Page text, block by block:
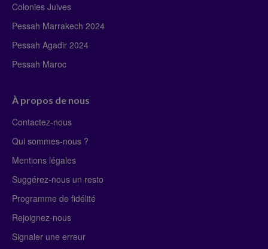
Colonies Juives
Pessah Marrakech 2024
Pessah Agadir 2024
Pessah Maroc
À propos de nous
Contactez-nous
Qui sommes-nous ?
Mentions légales
Suggérez-nous un resto
Programme de fidélité
Rejoignez-nous
Signaler une erreur